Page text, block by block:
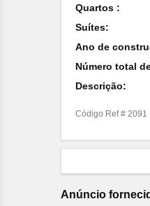
Quartos :
Suítes:
Ano de
Número total
Descrição:
Código Ref # 2091
Anúncio